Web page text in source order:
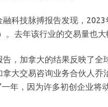
融科技脉搏报告发现，
。去年该行业的交易量也
告，加拿大的结果反映了全
拿大交易咨询业务合伙人乔
年，因为许多初创企业将